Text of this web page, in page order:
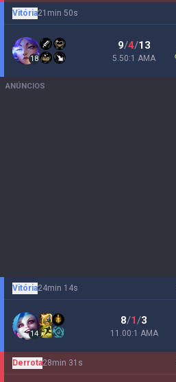
Vitória21min 50s
18
9/4/13
5.50:1 AMA
ANÚNCIOS
Vitória24min 14s
14
8/1/3
11.00:1 AMA
Derrota28min 31s